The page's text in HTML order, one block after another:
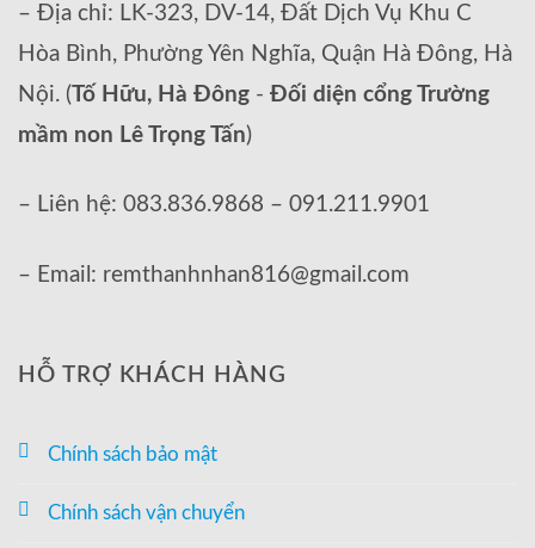
– Địa chỉ: LK-323, DV-14, Đất Dịch Vụ Khu C
Hòa Bình, Phường Yên Nghĩa, Quận Hà Đông, Hà
Nội. (Tố Hữu, Hà Đông - Đối diện cổng Trường
mầm non Lê Trọng Tấn)
– Liên hệ: 083.836.9868 – 091.211.9901
– Email: remthanhnhan816@gmail.com
HỖ TRỢ KHÁCH HÀNG
Chính sách bảo mật
Chính sách vận chuyển